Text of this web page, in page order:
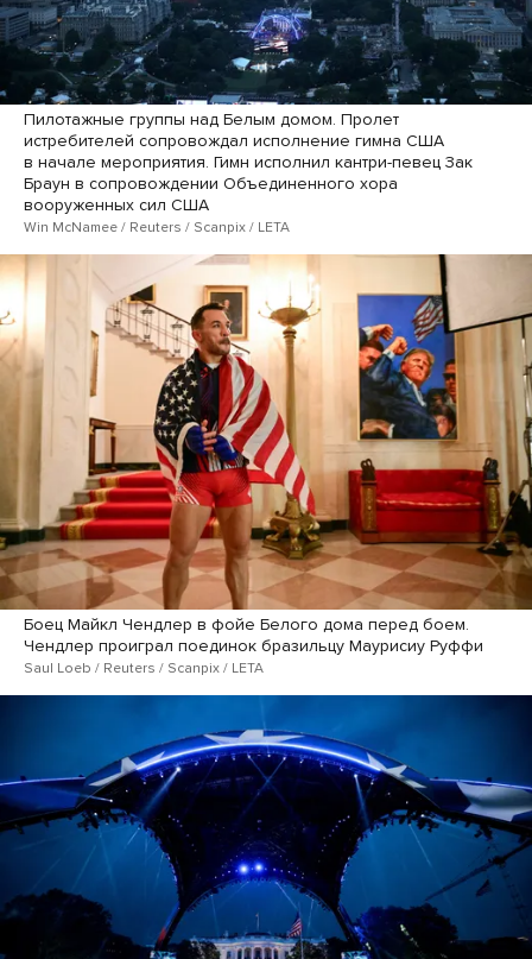
Пилотажные группы над Белым домом. Пролет
истребителей сопровождал исполнение гимна США
в начале мероприятия. Гимн исполнил кантри-певец Зак
Браун в сопровождении Объединенного хора
вооруженных сил США
Win McNamee / Reuters / Scanpix / LETA
Боец Майкл Чендлер в фойе Белого дома перед боем.
Чендлер проиграл поединок бразильцу Маурисиу Руффи
Saul Loeb / Reuters / Scanpix / LETA